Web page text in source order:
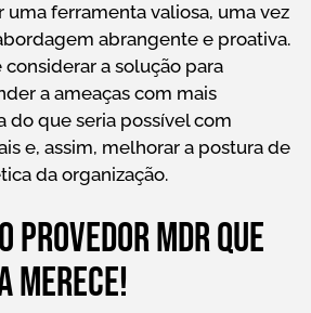
uma ferramenta valiosa, uma vez
abrangente e proativa.
considerar a solução para
a ameaças com mais
do que seria possível com
e, assim, melhorar a postura de
da organização.
provedor MDR que
merece!